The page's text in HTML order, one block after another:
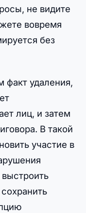
не видите
вовремя
без
факт удаления,
лиц, и затем
В такой
участие в